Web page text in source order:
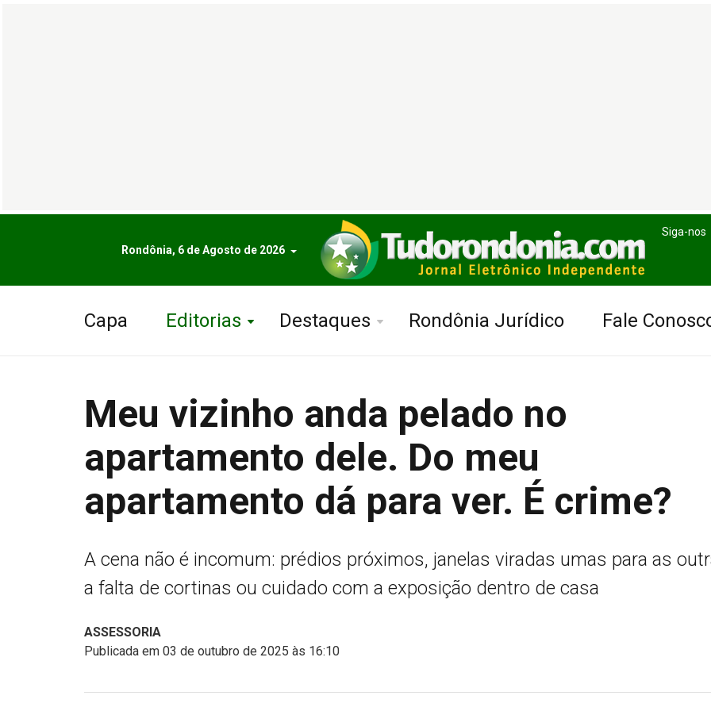
Rondônia, 6 de Agosto de 2026
Siga-nos
Capa Editorias Destaques Rondônia Jurídico Fale
Meu vizinho anda pelado no
apartamento dele. Do meu
apartamento dá para ver. É crime?
A cena não é incomum: prédios próximos, janelas viradas umas para as
a falta de cortinas ou cuidado com a exposição dentro de casa
ASSESSORIA
Publicada em 03 de outubro de 2025 às 16:10